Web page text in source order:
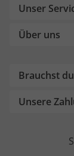
Unser
Über uns
Brauchst
Unsere